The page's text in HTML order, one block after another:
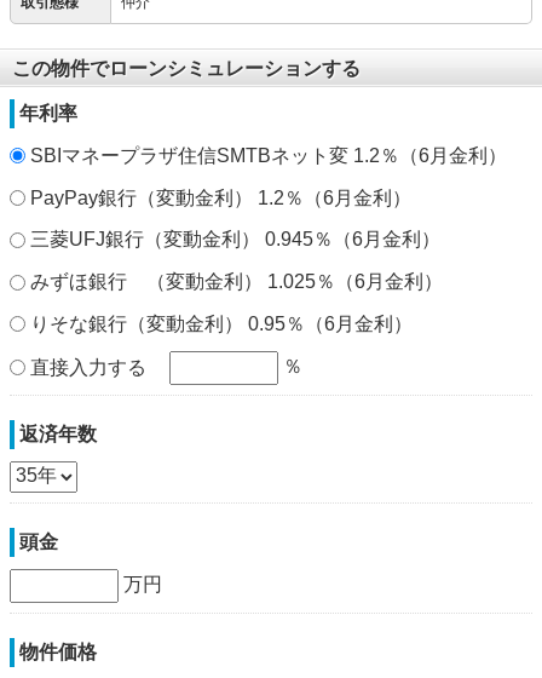
この物件でローンシミュレーションする
年利率
SBIマネープラザ住信SMTBネット変 1.2％（6月金利）
PayPay銀行（変動金利） 1.2％（6月金利）
三菱UFJ銀行（変動金利） 0.945％（6月金利）
みずほ銀行 （変動金利） 1.025％（6月金利）
りそな銀行（変動金利） 0.95％（6月金利）
直接入力する ％
返済年数
頭金
万円
物件価格